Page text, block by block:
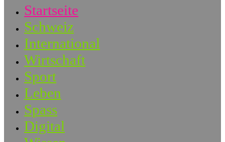
Startseite
Schweiz
International
Wirtschaft
Sport
Leben
Spass
Digital